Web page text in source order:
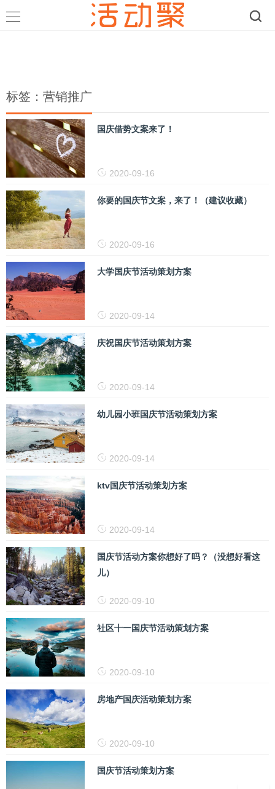
标签：营销推广
国庆借势文案来了！
2020-09-16
你要的国庆节文案，来了！（建议收藏）
2020-09-16
大学国庆节活动策划方案
2020-09-14
庆祝国庆节活动策划方案
2020-09-14
幼儿园小班国庆节活动策划方案
2020-09-14
ktv国庆节活动策划方案
2020-09-14
国庆节活动方案你想好了吗？（没想好看这
儿）
2020-09-10
社区十一国庆节活动策划方案
2020-09-10
房地产国庆活动策划方案
2020-09-10
国庆节活动策划方案